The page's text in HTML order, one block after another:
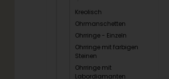
Kreolisch
Ohrmanschetten
Ohrringe - Einzeln
Ohrringe mit farbigen
Steinen
Ohrringe mit
Labordiamanten